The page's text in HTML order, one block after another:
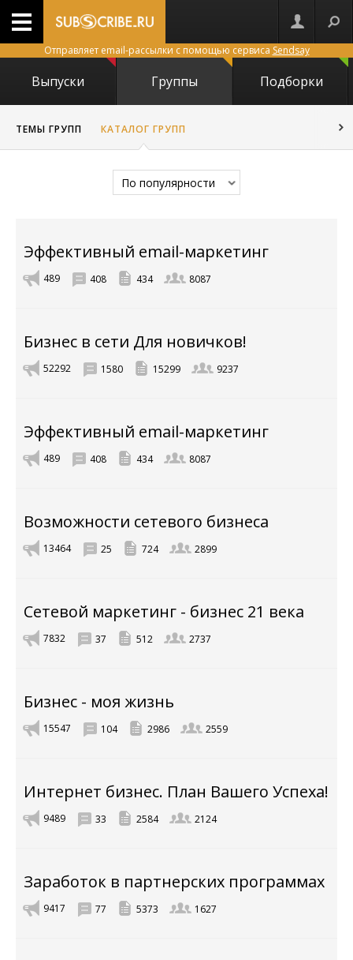
Отправляет email-рассылки с помощью сервиса Sendsay
Выпуски Группы Подборки
ТЕМЫ ГРУПП КАТАЛОГ ГРУПП
По популярности
Эффективный email-маркетинг
489 408 434 8087
Бизнес в сети Для новичков!
52292 1580 15299 9237
Эффективный email-маркетинг
489 408 434 8087
Возможности сетевого бизнеса
13464 25 724 2899
Сетевой маркетинг - бизнес 21 века
7832 37 512 2737
Бизнес - моя жизнь
15547 104 2986 2559
Интернет бизнес. План Вашего Успеха!
9489 33 2584 2124
Заработок в партнерских программах
9417 77 5373 1627